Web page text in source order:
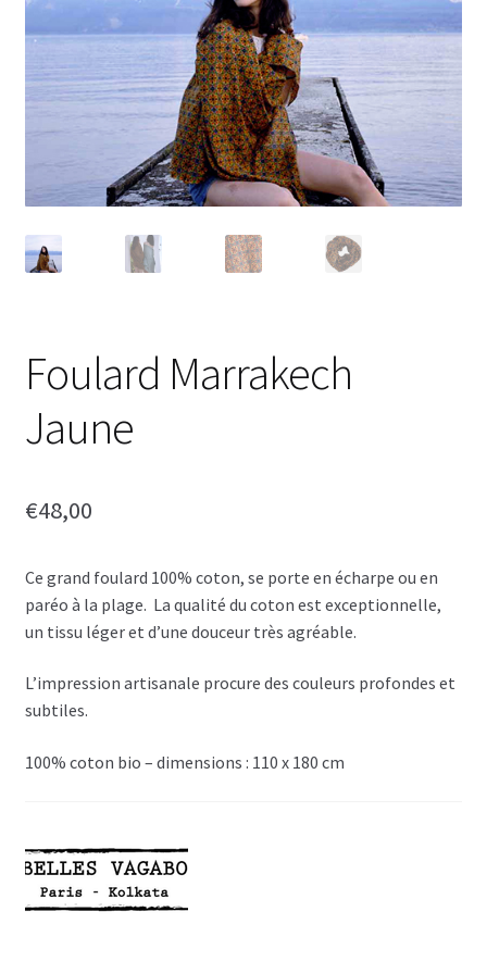
Foulard Marrakech
Jaune
€48,00
Ce grand foulard 100% coton, se porte en écharpe ou en
paréo à la plage. La qualité du coton est exceptionnelle,
un tissu léger et d’une douceur très agréable.
L’impression artisanale procure des couleurs profondes et
subtiles.
100% coton bio – dimensions : 110 x 180 cm